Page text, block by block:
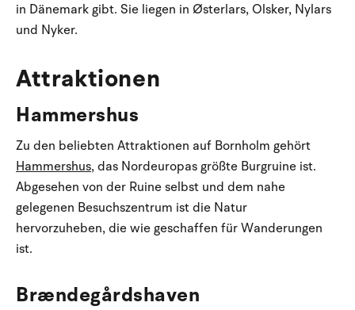
in Dänemark gibt. Sie liegen in Østerlars, Olsker, Nylars
und Nyker.
Attraktionen
Hammershus
Zu den beliebten Attraktionen auf Bornholm gehört
Hammershus, das Nordeuropas größte Burgruine ist.
Abgesehen von der Ruine selbst und dem nahe
gelegenen Besuchszentrum ist die Natur
hervorzuheben, die wie geschaffen für Wanderungen
ist.
Brændegårdshaven